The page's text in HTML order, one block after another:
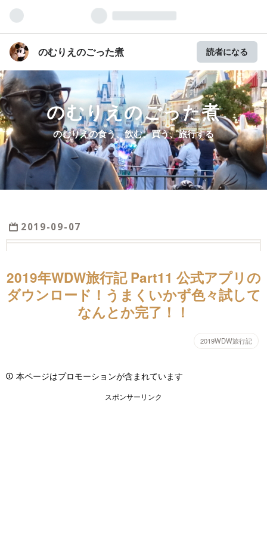
のむりえのごった煮 読者になる
のむりえのごった煮
のむりえの食う、飲む、買う、旅行する
2019-09- 07
2019年WDW旅行記 Part11 公式アプリの
ダウンロード！うまくいかず色々試して
なんとか完了！！
2019WDW旅行記
本ページはプロモーションが含まれています
スポンサーリンク